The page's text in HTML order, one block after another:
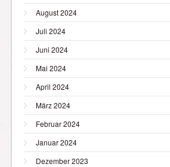
August 2024
Juli 2024
Juni 2024
Mai 2024
April 2024
März 2024
Februar 2024
Januar 2024
Dezember 2023